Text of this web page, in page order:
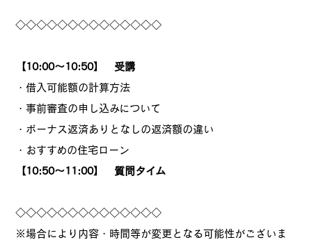
◇◇◇◇◇◇◇◇◇◇◇◇◇◇
【10:00～10:50】 受講
・借入可能額の計算方法
・事前審査の申し込みについて
・ボーナス返済ありとなしの返済額の違い
・おすすめの住宅ローン
【10:50～11:00】 質問タイム
◇◇◇◇◇◇◇◇◇◇◇◇◇◇
※場合により内容・時間等が変更となる可能性がございま